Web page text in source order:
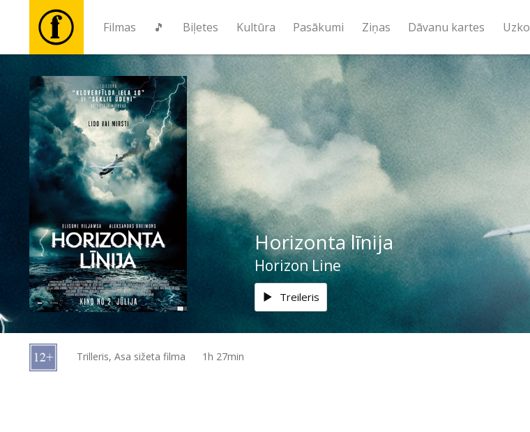
Filmas 🎵 Biļetes Kultūra Pasākumi Ziņas Dāvanu kartes
Filmas
🎵
Biļetes
Kultūra
Pasākumi
Ziņas
kartes
Horizonta līnija
Horizon Line
Treileris
Trilleris, Asa sižeta filma 1h 27min